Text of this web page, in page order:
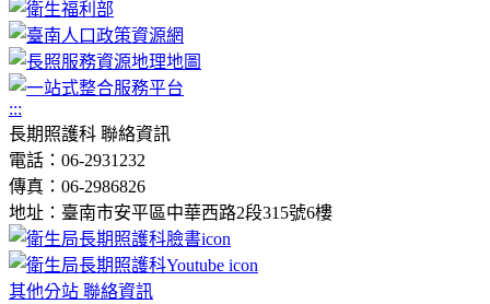
:::
長期照護科 聯絡資訊
電話：06-2931232
傳真：06-2986826
地址：臺南市安平區中華西路2段315號6樓
其他分站 聯絡資訊